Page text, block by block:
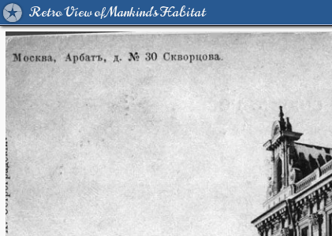
Retro View of Mankind's Habitat